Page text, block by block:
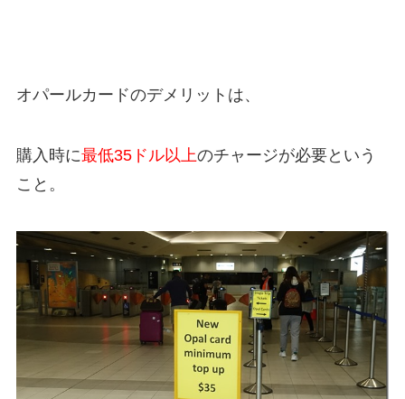
オパールカードのデメリットは、
購入時に最低35ドル以上のチャージが必要という
こと。